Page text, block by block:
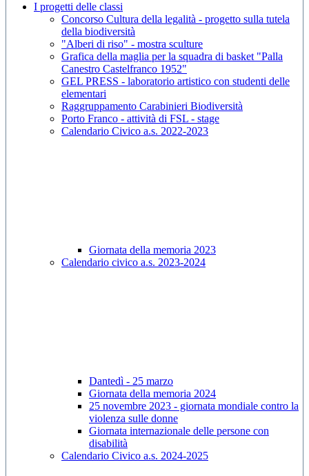
I progetti delle classi
Concorso Cultura della legalità - progetto sulla tutela
della biodiversità
"Alberi di riso" - mostra sculture
Grafica della maglia per la squadra di basket "Palla
Canestro Castelfranco 1952"
GEL PRESS - laboratorio artistico con studenti delle
elementari
Raggruppamento Carabinieri Biodiversità
Porto Franco - attività di FSL - stage
Calendario Civico a.s. 2022-2023
Giornata della memoria 2023
Calendario civico a.s. 2023-2024
Dantedì - 25 marzo
Giornata della memoria 2024
25 novembre 2023 - giornata mondiale contro la
violenza sulle donne
Giornata internazionale delle persone con
disabilità
Calendario Civico a.s. 2024-2025